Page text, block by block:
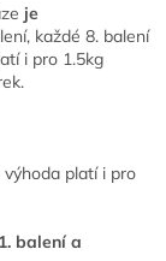
je
každé 8. balení
i pro 1.5kg
výhoda platí i pro
balení a